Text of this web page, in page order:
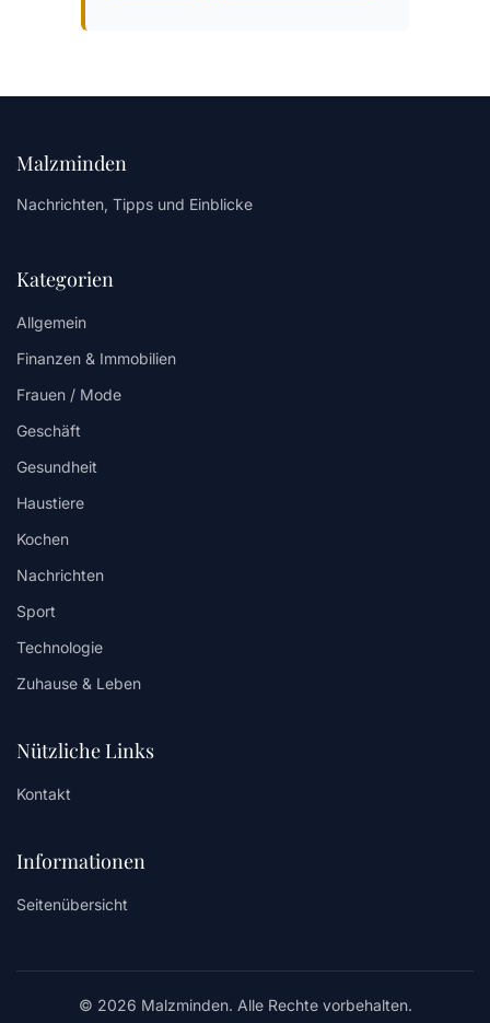
Malzminden
Nachrichten, Tipps und Einblicke
Kategorien
Allgemein
Finanzen & Immobilien
Frauen / Mode
Geschäft
Gesundheit
Haustiere
Kochen
Nachrichten
Sport
Technologie
Zuhause & Leben
Nützliche Links
Kontakt
Informationen
Seitenübersicht
© 2026 Malzminden. Alle Rechte vorbehalten.